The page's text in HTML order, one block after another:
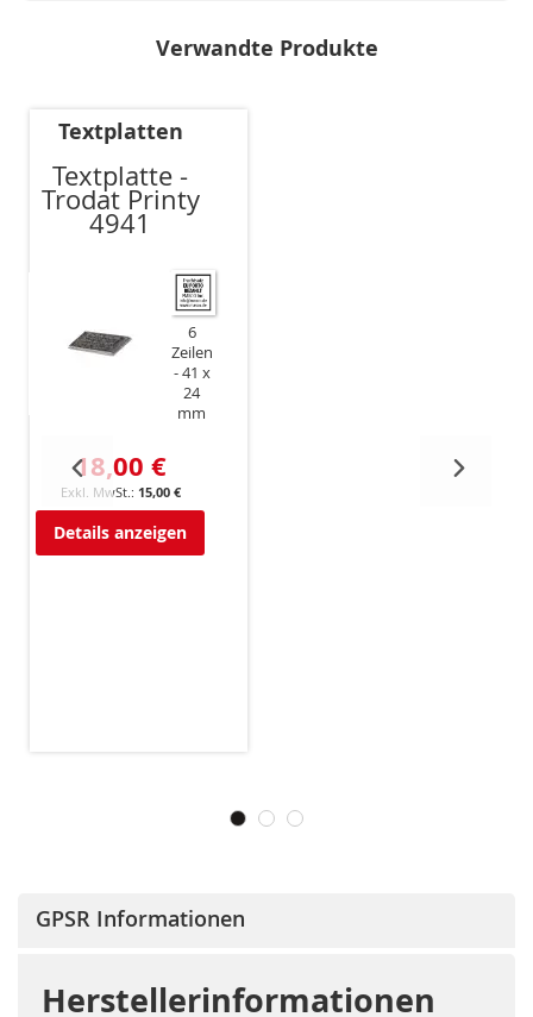
Verwandte Produkte
Textplatten
Textplatte -
Trodat Printy
4941
6
Zeilen
41 x
24
mm
18,00 €
15,00 €
Details anzeigen
GPSR Informationen
Herstellerinformationen